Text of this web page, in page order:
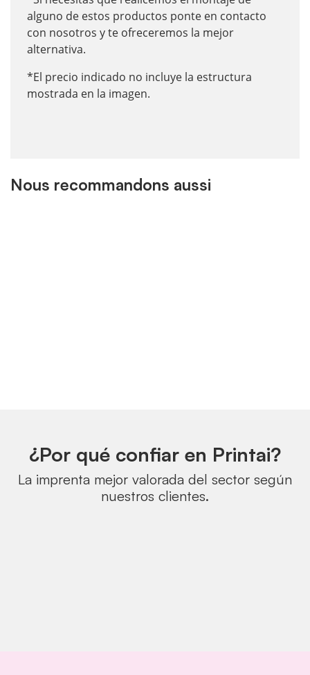
alguno de estos productos ponte en contacto
con nosotros y te ofreceremos la mejor
alternativa.
*El precio indicado no incluye la estructura
mostrada en la imagen.
Nous recommandons aussi
¿Por qué confiar en Printai?
La imprenta mejor valorada del sector según
nuestros clientes.